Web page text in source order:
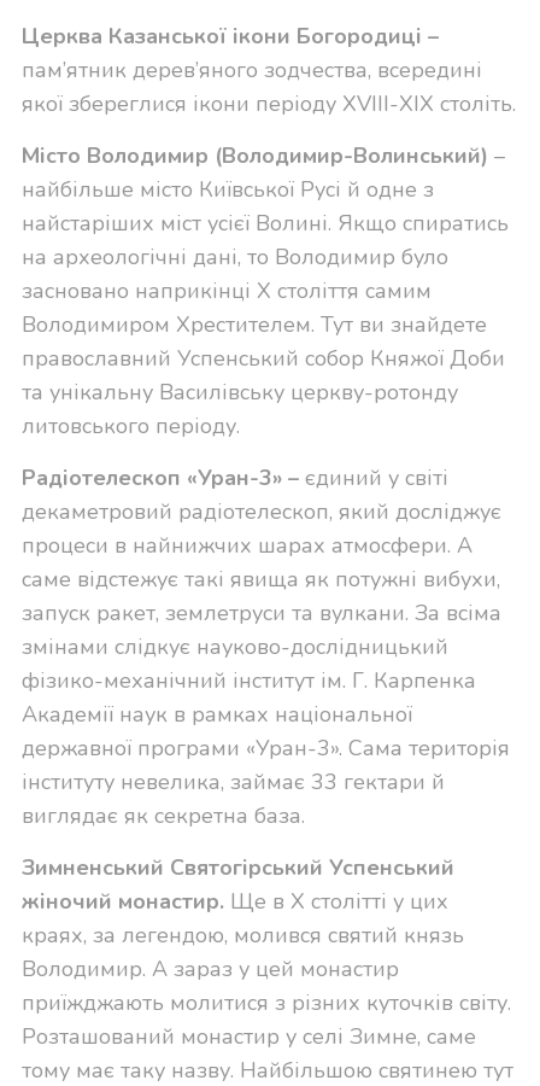
Церква Казанської ікони Богородиці –
пам’ятник дерев’яного зодчества, всередині
якої збереглися ікони періоду XVIII-XIX століть.
Місто Володимир (Володимир-Волинський) –
найбільше місто Київської Русі й одне з
найстаріших міст усієї Волині. Якщо спиратись
на археологічні дані, то Володимир було
засновано наприкінці Х століття самим
Володимиром Хрестителем. Тут ви знайдете
православний Успенський собор Княжої Доби
та унікальну Василівську церкву-ротонду
литовського періоду.
Радіотелескоп «Уран-3» – єдиний у світі
декаметровий радіотелескоп, який досліджує
процеси в найнижчих шарах атмосфери. А
саме відстежує такі явища як потужні вибухи,
запуск ракет, землетруси та вулкани. За всіма
змінами слідкує науково-дослідницький
фізико-механічний інститут ім. Г. Карпенка
Академії наук в рамках національної
державної програми «Уран-3». Сама територія
інституту невелика, займає 33 гектари й
виглядає як секретна база.
Зимненський Святогірський Успенський
жіночий монастир. Ще в Х столітті у цих
краях, за легендою, молився святий князь
Володимир. А зараз у цей монастир
приїжджають молитися з різних куточків світу.
Розташований монастир у селі Зимне, саме
тому має таку назву. Найбільшою святинею тут